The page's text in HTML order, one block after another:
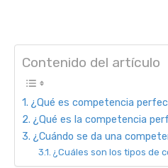
Contenido del artículo
¿Qué es competencia
¿Qué es la competencia
¿Cuándo se da una
¿Cuáles son los tipos de